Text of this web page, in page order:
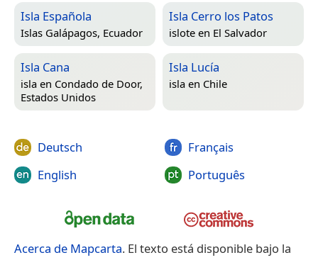
Isla Española
Islas Galápagos, Ecuador
Isla Cerro los Patos
islote en El Salvador
Isla Cana
isla en Condado de Door,
Estados Unidos
Isla Lucía
isla en Chile
Deutsch
English
Français
Português
Acerca de Mapcarta. El texto está disponible bajo la